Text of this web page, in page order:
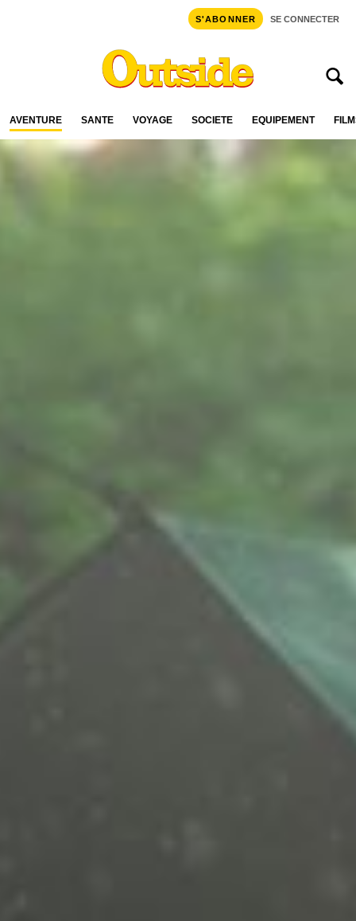
S'ABONNER SE CONNECTER
AVENTURE SANTÉ VOYAGE SOCIÉTÉ ÉQUIPEMENT